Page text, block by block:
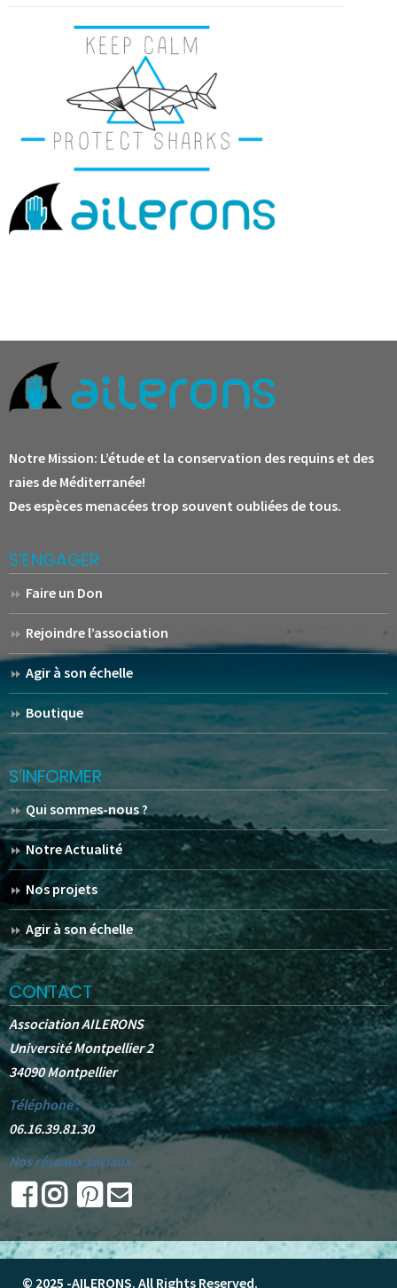
Notre Mission: L’étude et la conservation des requins et des
raies de Méditerranée!
Des espèces menacées trop souvent oubliées de tous.
S’ENGAGER
Faire un Don
Rejoindre l’association
Agir à son échelle
Boutique
S’INFORMER
Qui sommes-nous ?
Notre Actualité
Nos projets
Agir à son échelle
CONTACT
Association AILERONS
Université Montpellier 2
34090 Montpellier
Téléphone :
06.16.39.81.30
Nos réseaux sociaux :
© 2025 -AILERONS. All Rights Reserved.